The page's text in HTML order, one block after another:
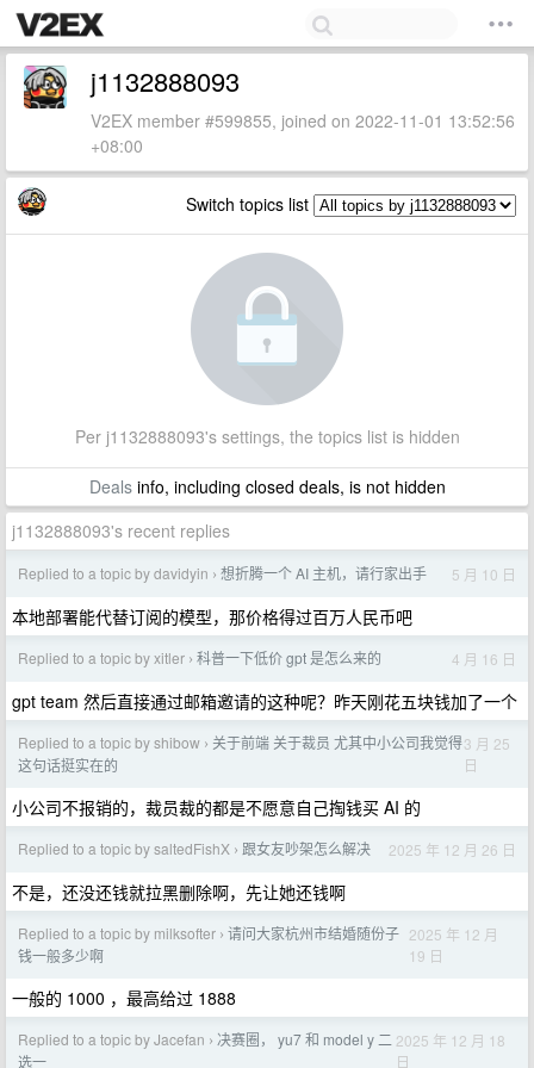
j1132888093
V2EX member #599855, joined on 2022-11-01 13:52:56
+08:00
Switch topics list
Per j1132888093's settings, the topics list is hidden
Dealsinfo, including closed deals, is not hidden
j1132888093's recent replies
Replied to a topic by davidyin › 想折腾一个 AI 主机，请行家出手 5 月 10 日
本地部署能代替订阅的模型，那价格得过百万人民币吧
Replied to a topic by xitler › 科普一下低价 gpt 是怎么来的 4 月 16 日
gpt team 然后直接通过邮箱邀请的这种呢？昨天刚花五块钱加了一个
Replied to a topic by shibow › 关于前端 关于裁员 尤其中小公司我觉得
这句话挺实在的
3 月 25
日
小公司不报销的，裁员裁的都是不愿意自己掏钱买 AI 的
Replied to a topic by saltedFishX › 跟女友吵架怎么解决 2025 年 12 月 26 日
不是，还没还钱就拉黑删除啊，先让她还钱啊
Replied to a topic by milksofter › 请问大家杭州市结婚随份子
钱一般多少啊
2025 年 12 月
19 日
一般的 1000 ，最高给过 1888
Replied to a topic by Jacefan › 决赛圈， yu7 和 model y 二
选一
2025 年 12 月 18
日